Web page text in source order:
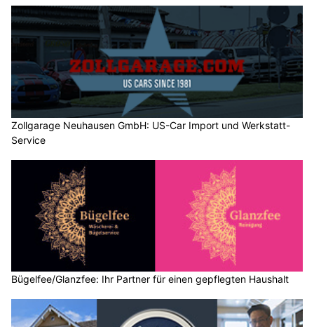
Zollgarage Neuhausen GmbH: US-Car Import und Werkstatt-
Service
Bügelfee/Glanzfee: Ihr Partner für einen gepflegten Haushalt